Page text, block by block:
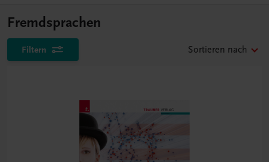
Fremdsprachen
Filtern Sortieren nach